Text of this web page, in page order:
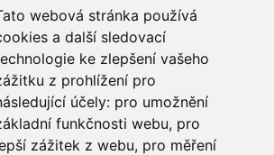
webová stránka používá
a další sledovací
ke zlepšení vašeho
z prohlížení pro
účely: pro umožnění
funkčnosti webu, pro
zážitek z webu, pro měření
prací
INFORMACE
osobních údajů
ODKAZY
od smlouvy